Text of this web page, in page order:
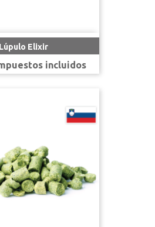
Lúpulo Elixir
incluidos